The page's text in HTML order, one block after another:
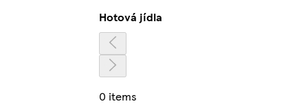
Hotová jídla
0 items